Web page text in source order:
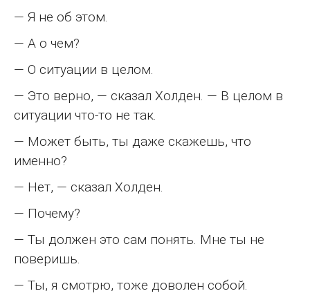
— Я не об этом.
— А о чем?
— О ситуации в целом.
— Это верно, — сказал Холден. — В целом в
ситуации что-то не так.
— Может быть, ты даже скажешь, что
именно?
— Нет, — сказал Холден.
— Почему?
— Ты должен это сам понять. Мне ты не
поверишь.
— Ты, я смотрю, тоже доволен собой.